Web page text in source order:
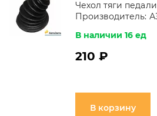
Чехол тяги
Производитель:
В наличии 16 ед
210 ₽
В корзину